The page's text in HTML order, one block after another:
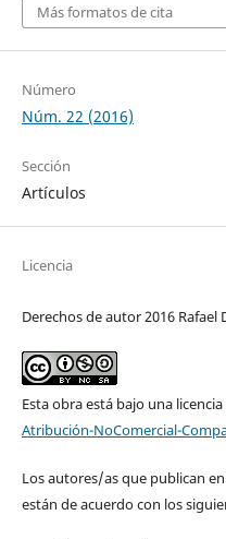
Más formatos de cita
Número
Núm. 22 (2016)
Sección
Artículos
Licencia
Derechos de autor 2016 Rafael
Esta obra está bajo una
Atribución-NoComercial-
Los autores/as que publican
están de acuerdo con los